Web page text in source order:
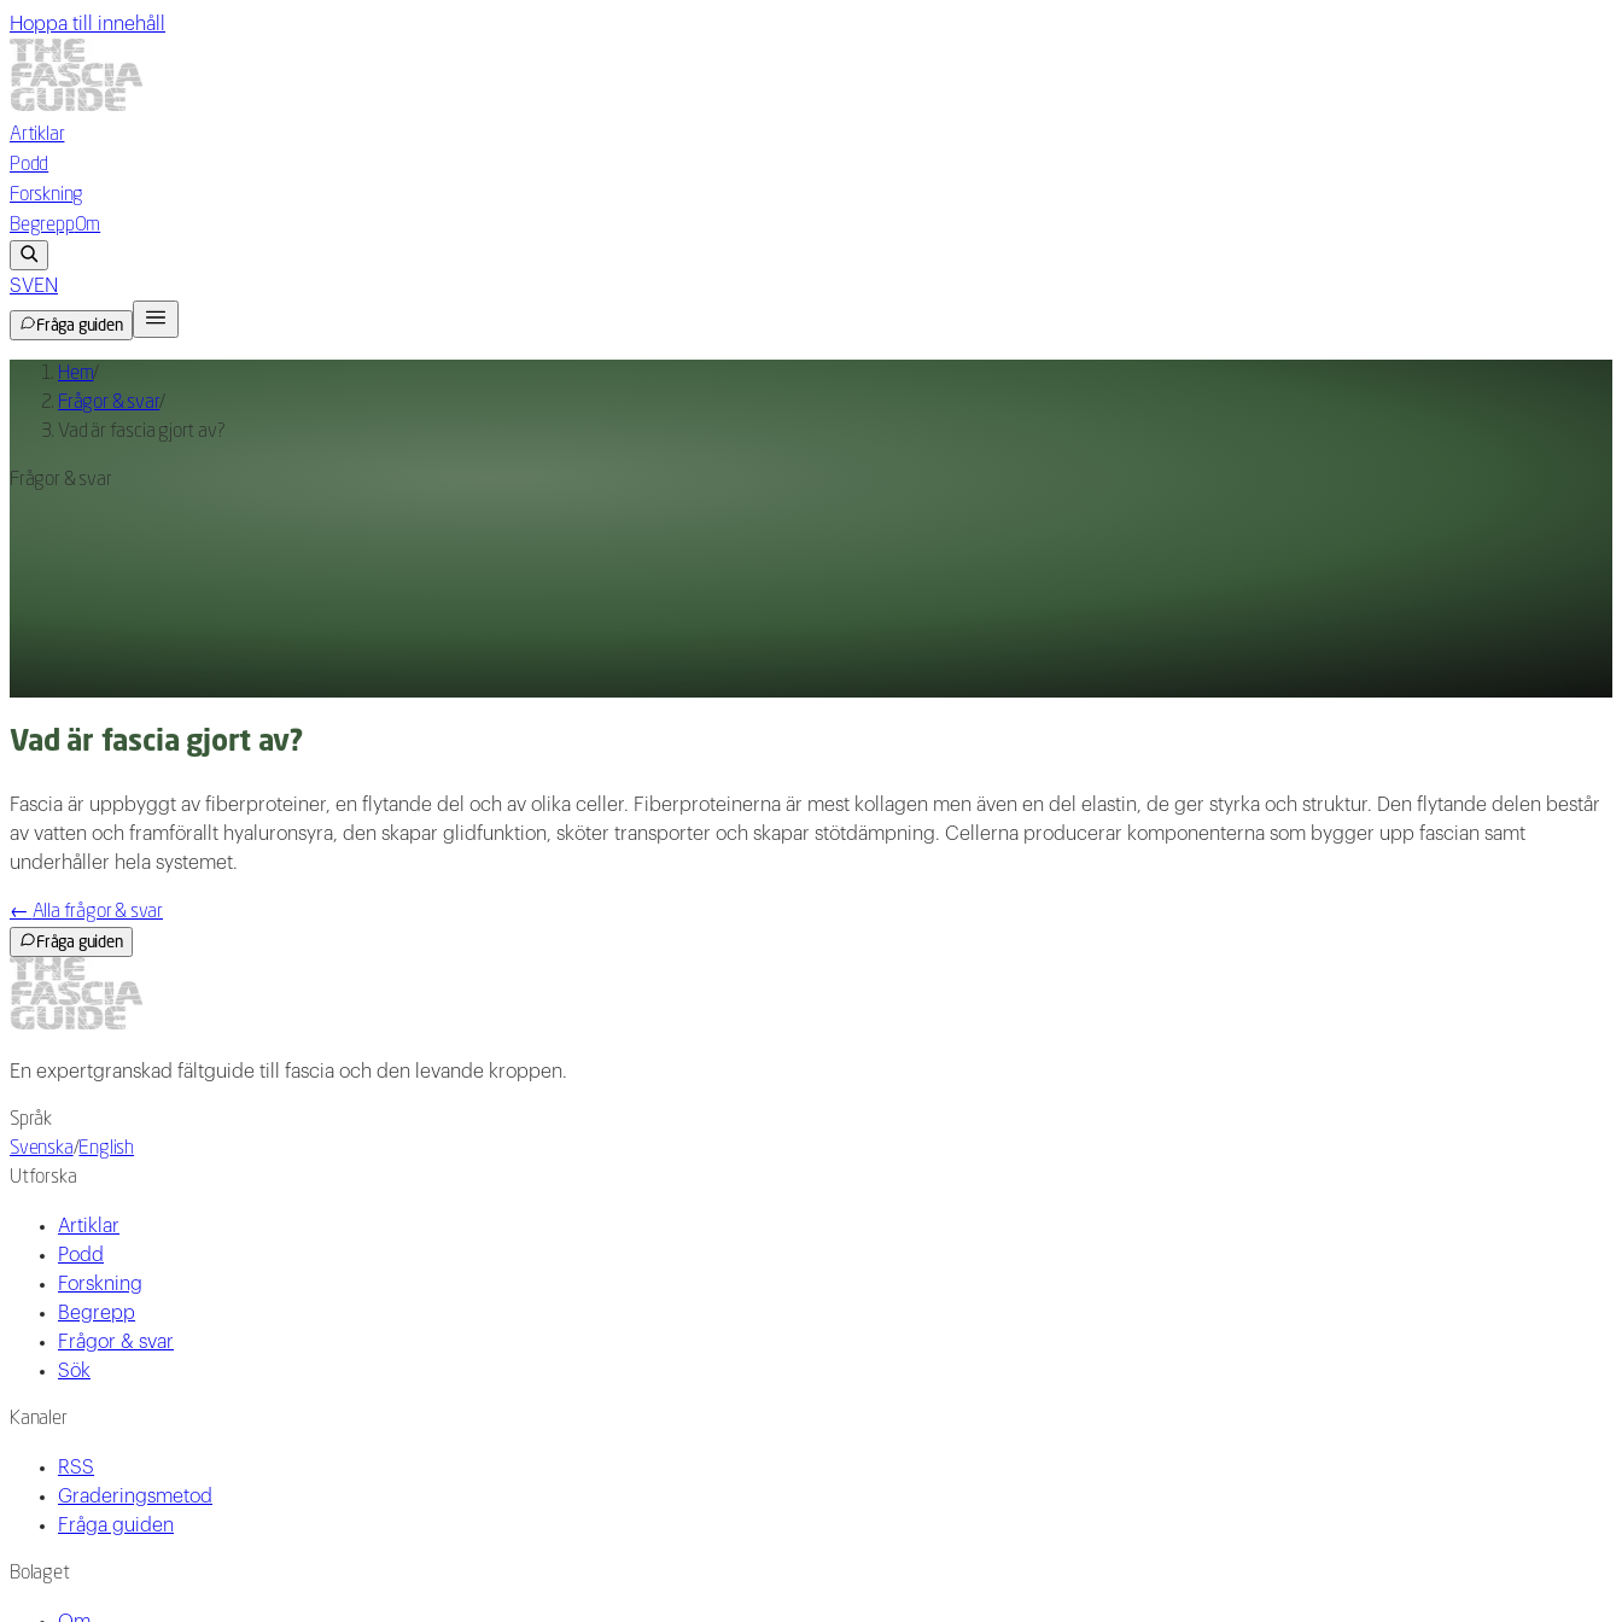
Hoppa till innehåll
Artiklar
Podd
Forskning
BegreppOm
SVEN
Fråga guiden
Hem/
Frågor & svar/
Vad är fascia gjort av?
Frågor & svar
Vad är fascia gjort av?
Fascia är uppbyggt av fiberproteiner, en flytande del och av olika celler. Fiberproteinerna är mest kollagen men även en del elastin, de ger styrka och struktur. Den flytande delen består
av vatten och framförallt hyaluronsyra, den skapar glidfunktion, sköter transporter och skapar stötdämpning. Cellerna producerar komponenterna som bygger upp fascian samt
underhåller hela systemet.
← Alla frågor & svar
Fråga guiden
En expertgranskad fältguide till fascia och den levande kroppen.
Språk
Svenska/English
Utforska
Artiklar
Podd
Forskning
Begrepp
Frågor & svar
Sök
Kanaler
RSS
Graderingsmetod
Fråga guiden
Bolaget